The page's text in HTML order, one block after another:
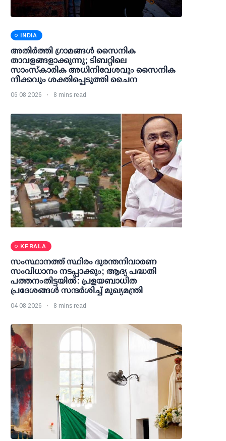
INDIA
അതിര്‍ത്തി ഗ്രാമങ്ങള്‍ സൈനിക
താവളങ്ങളാക്കുന്നു; ടിബറ്റിലെ
സാംസ്‌കാരിക അധിനിവേശവും സൈനിക
നീക്കവും ശക്തിപ്പെടുത്തി ചൈന
06 08 2026 8 mins read
KERALA
സംസ്ഥാനത്ത് സ്ഥിരം ദുരന്തനിവാരണ
സംവിധാനം നടപ്പാക്കും; ആദ്യ പദ്ധതി
പത്തനംതിട്ടയില്‍: പ്രളയബാധിത
പ്രദേശങ്ങള്‍ സന്ദര്‍ശിച്ച് മുഖ്യമന്ത്രി
04 08 2026 8 mins read